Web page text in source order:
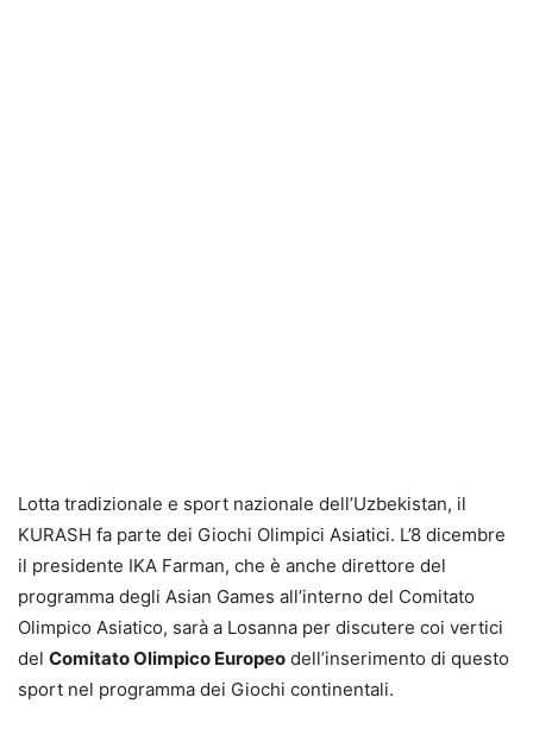
Lotta tradizionale e sport nazionale dell’Uzbekistan, il
KURASH fa parte dei Giochi Olimpici Asiatici. L’8 dicembre
il presidente IKA Farman, che è anche direttore del
programma degli Asian Games all’interno del Comitato
Olimpico Asiatico, sarà a Losanna per discutere coi vertici
del Comitato Olimpico Europeo dell’inserimento di questo
sport nel programma dei Giochi continentali.